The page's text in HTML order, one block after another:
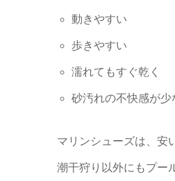
動きやすい
歩きやすい
濡れてもすぐ乾く
砂汚れの不快感が少
マリンシューズは、安
潮干狩り以外にもプー